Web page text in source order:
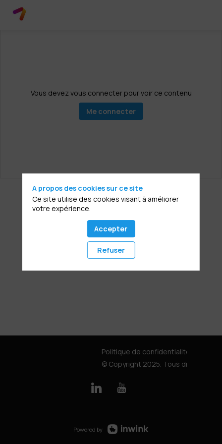
Vous devez vous connecter pour voir ce contenu
Me connecter
Politique de confidentialité
© Copyright 2025. Tous droits
Powered by
A propos des cookies sur ce site
Ce site utilise des cookies visant à améliorer
votre expérience.
Accepter
Refuser